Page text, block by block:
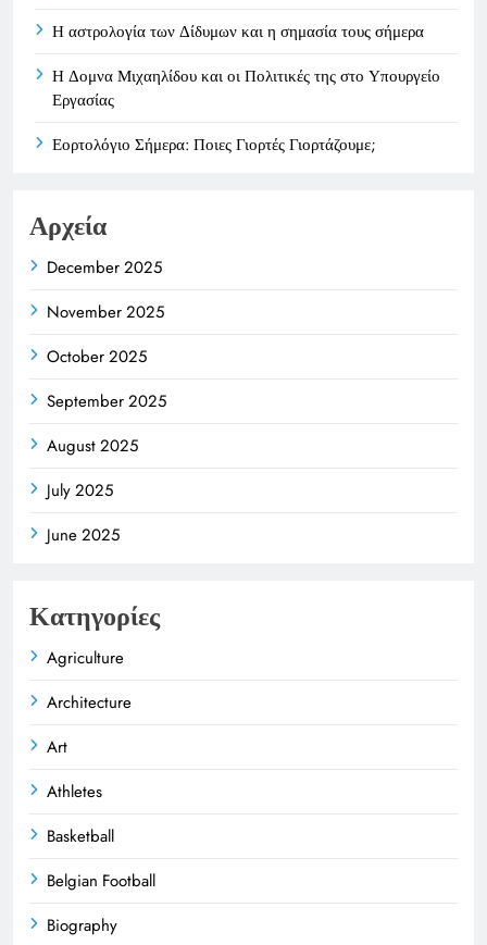
Η αστρολογία των Δίδυμων και η σημασία τους σήμερα
Η Δομνα Μιχαηλίδου και οι Πολιτικές της στο Υπουργείο
Εργασίας
Εορτολόγιο Σήμερα: Ποιες Γιορτές Γιορτάζουμε;
Αρχεία
December 2025
November 2025
October 2025
September 2025
August 2025
July 2025
June 2025
Κατηγορίες
Agriculture
Architecture
Art
Athletes
Basketball
Belgian Football
Biography